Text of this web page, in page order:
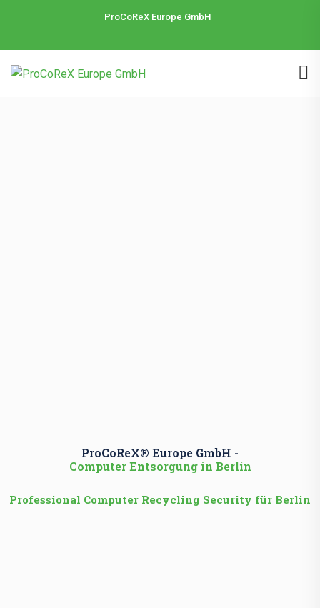
ProCoReX Europe GmbH
ProCoReX® Europe GmbH -
Computer Entsorgung in Berlin
Professional Computer Recycling Security für Berlin